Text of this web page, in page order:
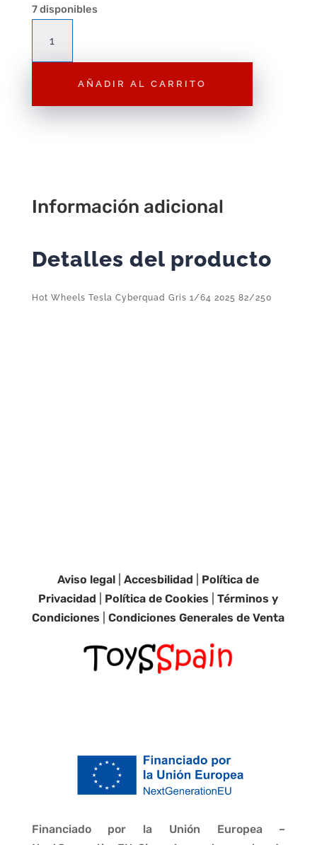
7 disponibles
Wheels
Gris
AÑADIR AL CARRITO
Información adicional
Detalles del producto
Hot Wheels Tesla Cyberquad Gris 1/64 2025 82/250
Aviso legal |Accesbilidad
Política de
Privacidad
Política de Cookies |Términos y
Condiciones |Condiciones Generales de Venta
Financiado por la Unión Europea –